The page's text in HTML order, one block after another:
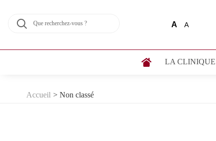
A A
LA CLINIQUE
Accueil > Non classé